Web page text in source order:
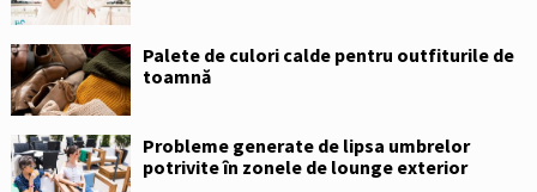
Palete de culori calde pentru outfiturile de
toamnă
Probleme generate de lipsa umbrelor
potrivite în zonele de lounge exterior